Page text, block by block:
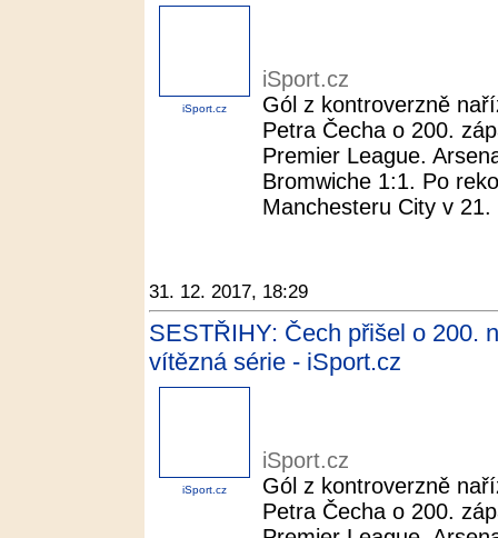
iSport.cz
iSport.cz
Gól z kontroverzně
Petra Čecha o 200.
Premier League.
Bromwiche 1:1. Po
Manchesteru City v
31. 12. 2017, 18:29
SESTŘIHY: Čech přišel o 200.
vítězná série - iSport.cz
iSport.cz
iSport.cz
Gól z kontroverzně
Petra Čecha o 200.